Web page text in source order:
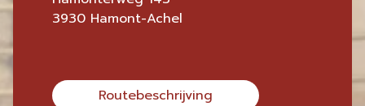
3930 Hamont-Achel
Routebeschrijving